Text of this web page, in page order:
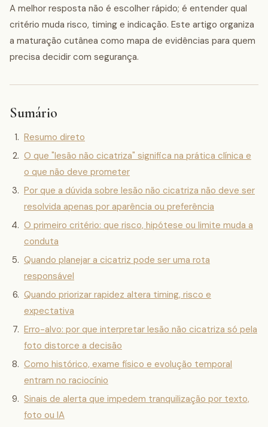
A melhor resposta não é escolher rápido; é entender qual
critério muda risco, timing e indicação. Este artigo organiza
a maturação cutânea como mapa de evidências para quem
precisa decidir com segurança.
Sumário
Resumo direto
O que "lesão não cicatriza" significa na prática clínica e
o que não deve prometer
Por que a dúvida sobre lesão não cicatriza não deve ser
resolvida apenas por aparência ou preferência
O primeiro critério: que risco, hipótese ou limite muda a
conduta
Quando planejar a cicatriz pode ser uma rota
responsável
Quando priorizar rapidez altera timing, risco e
expectativa
Erro-alvo: por que interpretar lesão não cicatriza só pela
foto distorce a decisão
Como histórico, exame físico e evolução temporal
entram no raciocínio
Sinais de alerta que impedem tranquilização por texto,
foto ou IA